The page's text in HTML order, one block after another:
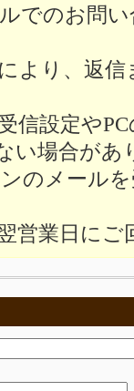
でのお問
より、返
信設定や
い場合があ
のメール
営業日にご